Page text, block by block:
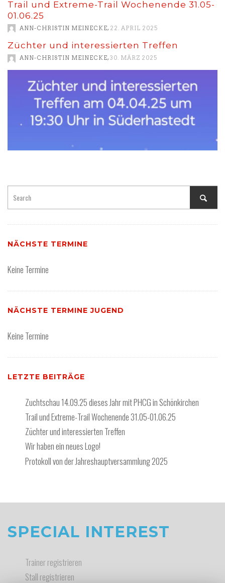
Trail und Extreme-Trail Wochenende 31.05-
01.06.25
ANN-CHRISTIN MEINECKE, 22. APRIL 2025
Züchter und interessierten Treffen
ANN-CHRISTIN MEINECKE, 30. MÄRZ 2025
NÄCHSTE TERMINE
Keine Termine
NÄCHSTE TERMINE JUGEND
Keine Termine
LETZTE BEITRÄGE
Zuchtschau 14.09.25 dieses Jahr mit PHCG in Schönkirchen
Trail und Extreme-Trail Wochenende 31.05-01.06.25
Züchter und interessierten Treffen
Wir haben ein neues Logo!
Protokoll von der Jahreshauptversammlung 2025
SPECIAL INTEREST
Trainer registrieren
Stall registrieren